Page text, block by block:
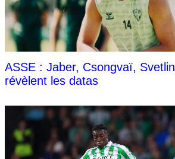
ASSE : Jaber, Csongvaï,
révèlent les datas